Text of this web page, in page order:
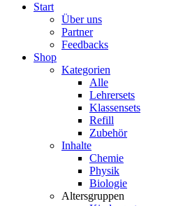
Start
Über uns
Partner
Feedbacks
Shop
Kategorien
Alle
Lehrersets
Klassensets
Refill
Zubehör
Inhalte
Chemie
Physik
Biologie
Altersgruppen